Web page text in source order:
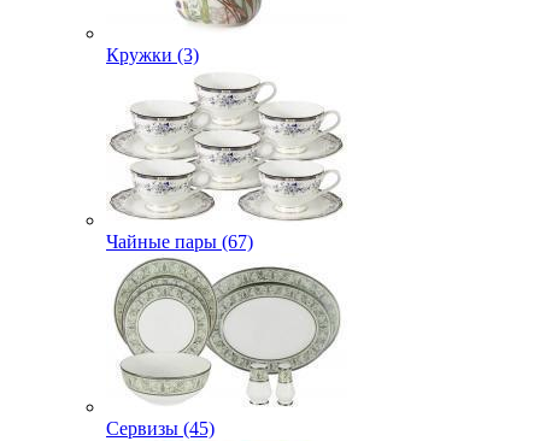
Кружки (3)
Чайные пары (67)
Сервизы (45)